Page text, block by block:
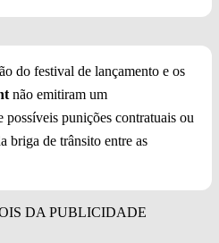
do festival de lançamento e os
não emitiram um
punições contratuais ou
briga de trânsito entre as